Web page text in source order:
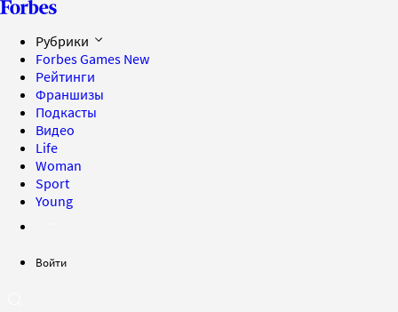
Рубрики
Forbes Games New
Рейтинги
Франшизы
Подкасты
Видео
Life
Woman
Sport
Young
Войти